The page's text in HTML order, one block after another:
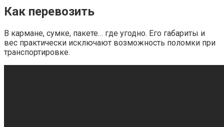
Как перевозить
В кармане, сумке, пакете… где угодно. Его габариты и
вес практически исключают возможность поломки при
транспортировке.